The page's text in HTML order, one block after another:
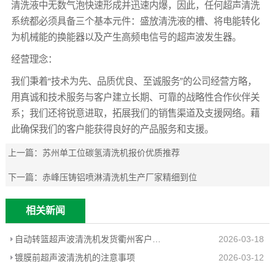
清洗液中无数气泡快速形成并迅速内爆，因此，任何超声清洗
系统都必须具备三个基本元件：盛放清洗液的槽、将电能转化
为机械能的换能器以及产生高频电信号的超声波发生器。
经营理念：
我们秉着“技术为先、品质优良、至诚服务”的公司经营方略，
用真诚和技术服务与客户建立长期、可靠的战略性合作伙伴关
系；我们还将锐意进取，拓展我们的销售渠道及支援网络。藉
此确保我们的客户能获得良好的产品服务和支援。
上一篇： 苏州单工位碳氢清洗机报价优质推荐
下一篇：赤峰压铸铝喷淋清洗机生产厂家精细到位
相关新闻
2026-03-18
镀膜前超声波清洗机的注意事项
2026-03-12